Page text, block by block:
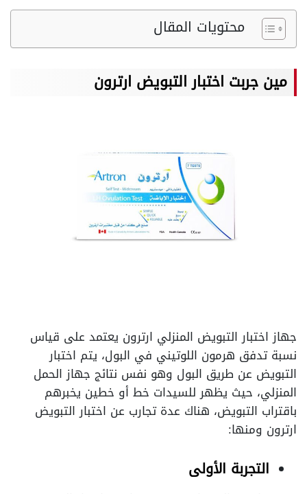
محتويات المقال
مين جربت اختبار التبويض ارترون
جهاز اختبار التبويض المنزلي ارترون يعتمد على قياس
نسبة تدفق هرمون اللوتيني في البول، يتم اختبار
التبويض عن طريق البول وهو نفس نتائج جهاز الحمل
المنزلي، حيث يظهر للسيدات خط أو خطين يخبرهم
باقتراب التبويض، هناك عدة تجارب عن اختبار التبويض
ارترون ومنها:
التجربة الأولى